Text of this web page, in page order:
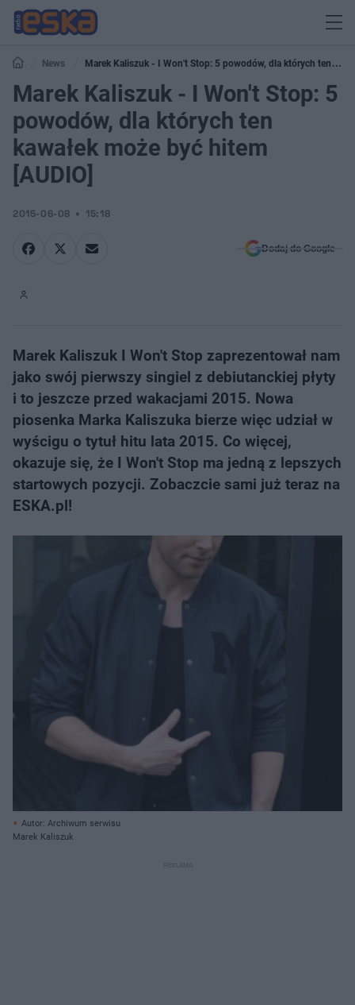
News
Marek Kaliszuk - I Won't Stop: 5 powodów, dla których ten
kawałek może być hitem [AUDIO]
Marek Kaliszuk - I Won't Stop: 5
powodów, dla których ten
kawałek może być hitem
[AUDIO]
2015-06-08 15:18
Dodaj do Google
Marek Kaliszuk I Won't Stop zaprezentował nam
jako swój pierwszy singiel z debiutanckiej płyty
i to jeszcze przed wakacjami 2015. Nowa
piosenka Marka Kaliszuka bierze więc udział w
wyścigu o tytuł hitu lata 2015. Co więcej,
okazuje się, że I Won't Stop ma jedną z lepszych
startowych pozycji. Zobaczcie sami już teraz na
ESKA.pl!
Autor: Archiwum serwisu
Marek Kaliszuk